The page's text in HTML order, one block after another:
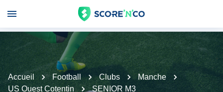
Accueil Football Clubs
Manche
US Ouest Cotentin
SENIOR M3